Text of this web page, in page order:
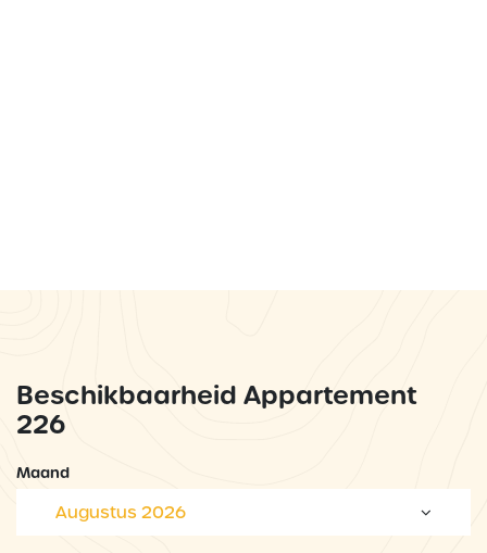
Beschikbaarheid Appartement
226
Maand
Augustus 2026